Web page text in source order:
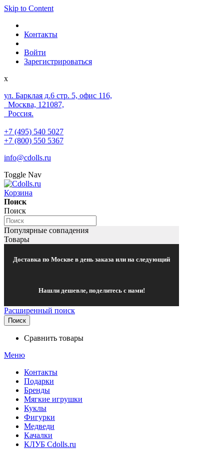
Skip to Content
Контакты
Войти
Зарегистрироваться
x
ул. Барклая д.6 стр. 5, офис 116,
Москва, 121087,
Россия.
+7 (495) 540 5027
+7 (800) 550 5367
info@cdolls.ru
Toggle Nav
Корзина
Поиск
Поиск
Популярные совпадения
Товары
Доставка по Москве в день заказа или на следующий
Нашли дешевле, поделитесь с нами!
Расширенный поиск
Поиск
Сравнить товары
Меню
Контакты
Подарки
Бренды
Мягкие игрушки
Куклы
Фигурки
Медведи
Качалки
КЛУБ Cdolls.ru